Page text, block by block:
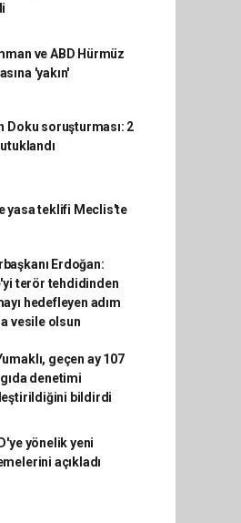
ve ABD Hürmüz
'yakın'
Doku soruşturması: 2
yasa teklifi Meclis'te
Erdoğan:
terör tehdidinden
hedefleyen adım
vesile olsun
geçen ay 107
gıda denetimi
bildirdi
yönelik yeni
açıkladı